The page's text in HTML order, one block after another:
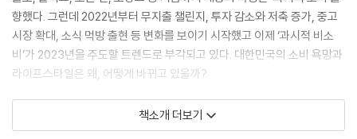
향했다. 그런데 2022년부터 무지출 챌린지, 투자 감소와 저축 증가, 중고
시장 확대, 소식 먹방 출현 등 변화를 보이기 시작했고 이제 ‘과시적 비소
비’가 2023년을 주도할 트렌드로 부각되고 있다. 대한민국의 소비 욕망과
라이프스타일은 왜, 어떻게 바뀌고 있을까?
딱딱한 지표와 복잡한 통계를 나열하는 대신 일상 속 사례와 스토리텔링을
활용하여 내년의 트렌드를 소개하는 [라이프 트렌드] 시리즈는 2013년부
책소개 더보기